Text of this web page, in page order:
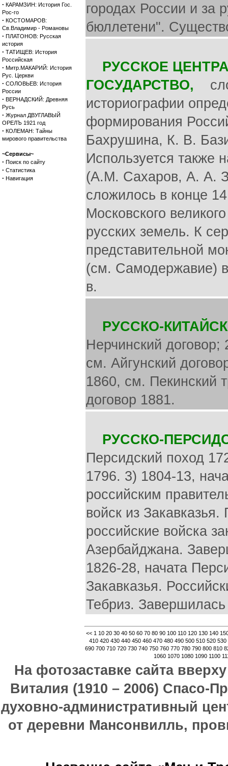
· КАРАМЗИН: История Гос.
Рос-го
· КОСТОМАРОВ:
Св.Владимир - Романовы
· ПЛАТОНОВ: Русская
история
· ТАТИЩЕВ: История
Российская
· Митр.МАКАРИЙ: История
Рус. Церкви
· СОЛОВЬЕВ: История
России
· ВЕРНАДСКИЙ: Древняя
Русь
· Журнал ДВУГЛАВЫЙ
ОРЕЛЪ 1921 год
· КОЛЕМАН: Тайны
мирового правительства
~Сервисы~
· Поиск по сайту
· Статистика
· Навигация
городах России и за
бюллетени".
РУССКОЕ
ГОСУДАРСТВО,
историографии
формирования
Бахрушина, К. В.
Используется также
(А.М. Сахаров, А. А.
сложилось в конце
Московского
русских земель. К
представительной
(см. Самодержавие)
в.
РУССКО-
Нерчинский
см. Айгунский
1860, см. Пекинский
договор 1881.
РУССКО-
Персидский поход
1796. 3) 1804-13,
российским
войск из
российские войска
Азербайджана.
1826-28, начата
Закавказья.
Тебриз.
<< 1 10 20 30 40 50 60 70 80 90 100 110 120 130 140
410 420 430 440 450 460 470 480 490 500 510 520 530
690 700 710 720 730 740 750 760 770 780 790 800 810
1060 1070 1080 1090 1100
На фотозаставке сайта
Виталия (1910 – 2006) Спасо-
духовно-административный
от деревни Мансонвилль,